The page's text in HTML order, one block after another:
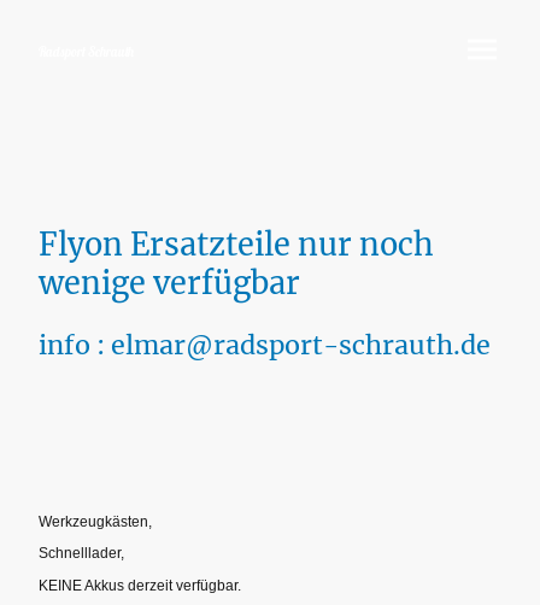
Flyon Ersatzteile nur noch
wenige verfügbar
info : elmar@radsport-schrauth.de
Werkzeugkästen,
Schnelllader,
KEINE Akkus derzeit verfügbar.